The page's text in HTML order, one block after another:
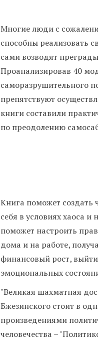
Многие люди с
способны реализовать
сами возводят
Проанализировав 40
саморазрушительного
препятствуют
книги составили
по преодолению
Книга поможет создать
себя в условиях хаоса и
поможет настроить
дома и на работе,
финансовый рост,
эмоциональных
"Великая шахматная
Бжезинского стоит в
произведениями
человечества –